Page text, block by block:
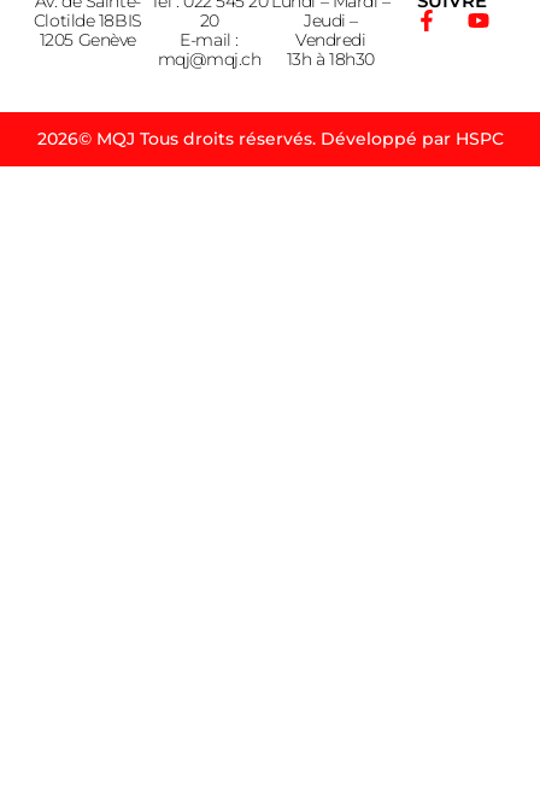
Clotilde 18BIS
1205 Genève
20
E-mail :
mqj@mqj.ch
Jeudi –
Vendredi
13h à 18h30
2026© MQJ Tous droits réservés. Développé par HSPC